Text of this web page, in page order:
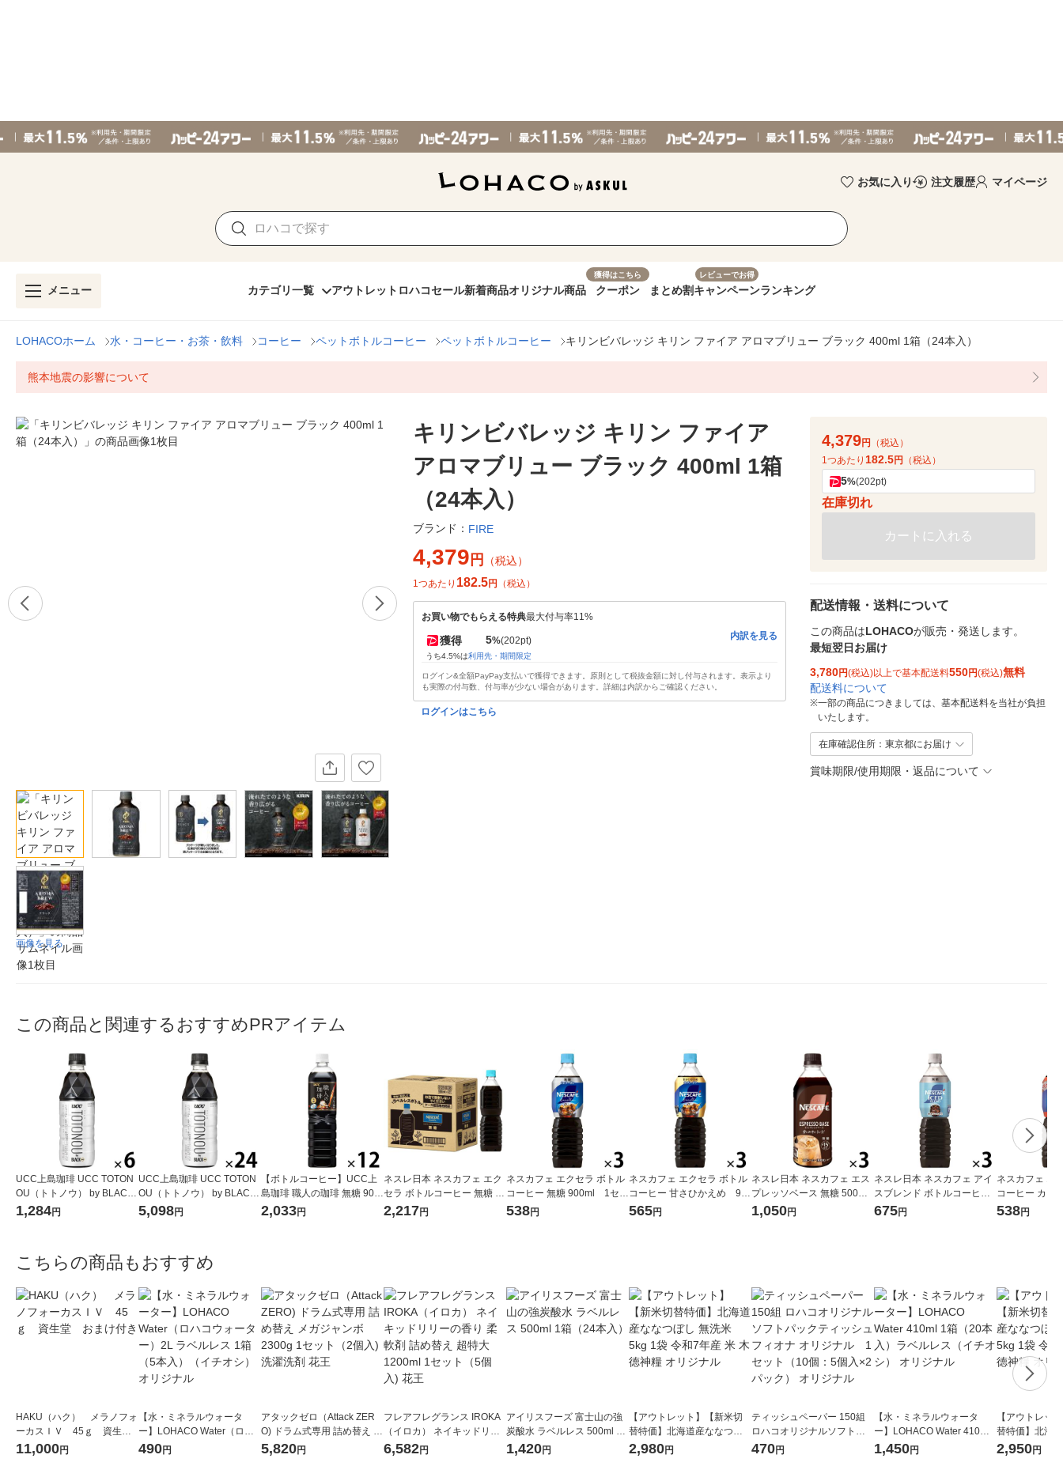
お気に入り 注文履歴 マイページ
メニュー カテゴリ一覧 アウトレット ロハコセール新着商品オリジナル商品
獲得はこちら
クーポン まとめ割
レビューでお得
キャンペーンランキング
LOHACOホーム 水・コーヒー・お茶・飲料 コーヒー ペットボトルコーヒー ペットボトルコーヒー キリンビバレッジ キリン ファイア アロマブリュー ブラック 400ml 1箱（24本入）
熊本地震の影響について
画像を見る
キリンビバレッジ キリン ファイア
アロマブリュー ブラック 400ml 1箱
（24本入）
ブランド： FIRE
4,379 円 （税込）
1つあたり 182.5円 （税込）
お買い物でもらえる特典最大付与率11%
獲得 5%(202pt)
うち4.5%は利用先・期間限定
内訳を見る
ログイン&全額PayPay支払いで獲得できます。原則として税抜金額に対し付与されます。表示より
も実際の付与数、付与率が少ない場合があります。詳細は内訳からご確認ください。
ログインはこちら
4,379円
（税込）
1つあたり 182.5円 （税込）
5%(202pt)
在庫切れ
カートに入れる
配送情報・送料について
この商品はLOHACOが販売・発送します。
最短翌日お届け
3,780円(税込)以上で基本配送料550円(税込)無料
配送料について
※一部の商品につきましては、基本配送料を当社が負担
いたします。
在庫確認住所：東京都にお届け
賞味期限/使用期限・返品について
この商品と関連するおすすめPRアイテム
UCC上島珈琲 UCC TOTON
OU（トトノウ） by BLACK
無糖 500ml 1セット（6本）
1,284円
UCC上島珈琲 UCC TOTON
OU（トトノウ） by BLACK
無糖 500ml 1箱（24本入）
5,098円
【ボトルコーヒー】UCC上
島珈琲 職人の珈琲 無糖 900
ml 1箱（12本入）
2,033円
ネスレ日本 ネスカフェ エク
セラ ボトルコーヒー 無糖 ラ
ベルレス 900ml 1箱（12本
入）
2,217円
ネスカフェ エクセラ ボトル
コーヒー 無糖 900ml 1セッ
ト（3本）
538円
ネスカフェ エクセラ ボトル
コーヒー 甘さひかえめ 90
0ml 1セット（3本）
565円
ネスレ日本 ネスカフェ エス
プレッソベース 無糖 500ml
1セット（3本）
1,050円
ネスレ日本 ネスカフェ アイ
スブレンド ボトルコーヒー
無糖 900ml 1セット（3本）
675円
ネスカフェ エ
コーヒー カフ
糖 900ml 1セ
538円
こちらの商品もおすすめ
HAKU（ハク） メラノフォ
ーカスＩＶ 45ｇ 資生
堂 おまけ付き
11,000円
【水・ミネラルウォータ
ー】LOHACO Water（ロハ
コウォーター）2L ラベルレ
490円
アタックゼロ（Attack ZER
O) ドラム式専用 詰め替え メ
ガジャンボ 2300g 1セット
（2個入) 洗濯洗剤 花王
5,820円
フレアフレグランス IROKA
（イロカ） ネイキッドリリ
ーの香り 柔軟剤 詰め替え 超
特大 1200ml 1セット（5個
6,582円
アイリスフーズ 富士山の強
炭酸水 ラベルレス 500ml 1
箱（24本入）
1,420円
【アウトレット】【新米切
替特価】北海道産ななつぼ
し 無洗米 5kg 1袋 令和7年産
米 木徳神糧 オリジナル
2,980円
ティッシュペーパー 150組
ロハコオリジナルソフトパ
ックティッシュ フィオナ オ
470円
【水・ミネラルウォータ
ー】LOHACO Water 410ml
1箱（20本入）ラベルレス
（イチオシ） オリジナル
1,450円
【アウトレッ
替特価】北海
し 精白米 5kg
米 木徳神糧 オ
2,950円